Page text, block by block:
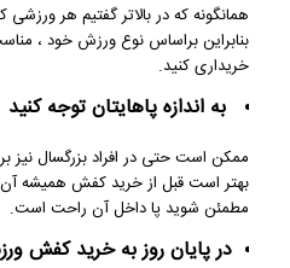
همانگونه که در بالاتر گفتیم هر
بنابراین براساس نوع ورزش خود ،
خریداری کنید.
به اندازه پاهایتان توجه کنید
ممکن است حتی در افراد بزرگسال نیز
بهتر است قبل از خرید کفش همیشه آن
مطمئن شوید پا داخل آن راحت است.
در پایان روز به خرید کفش